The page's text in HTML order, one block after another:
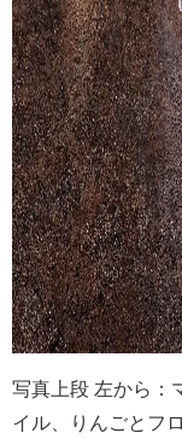
写真上段 左から：
イル、りんごとフ